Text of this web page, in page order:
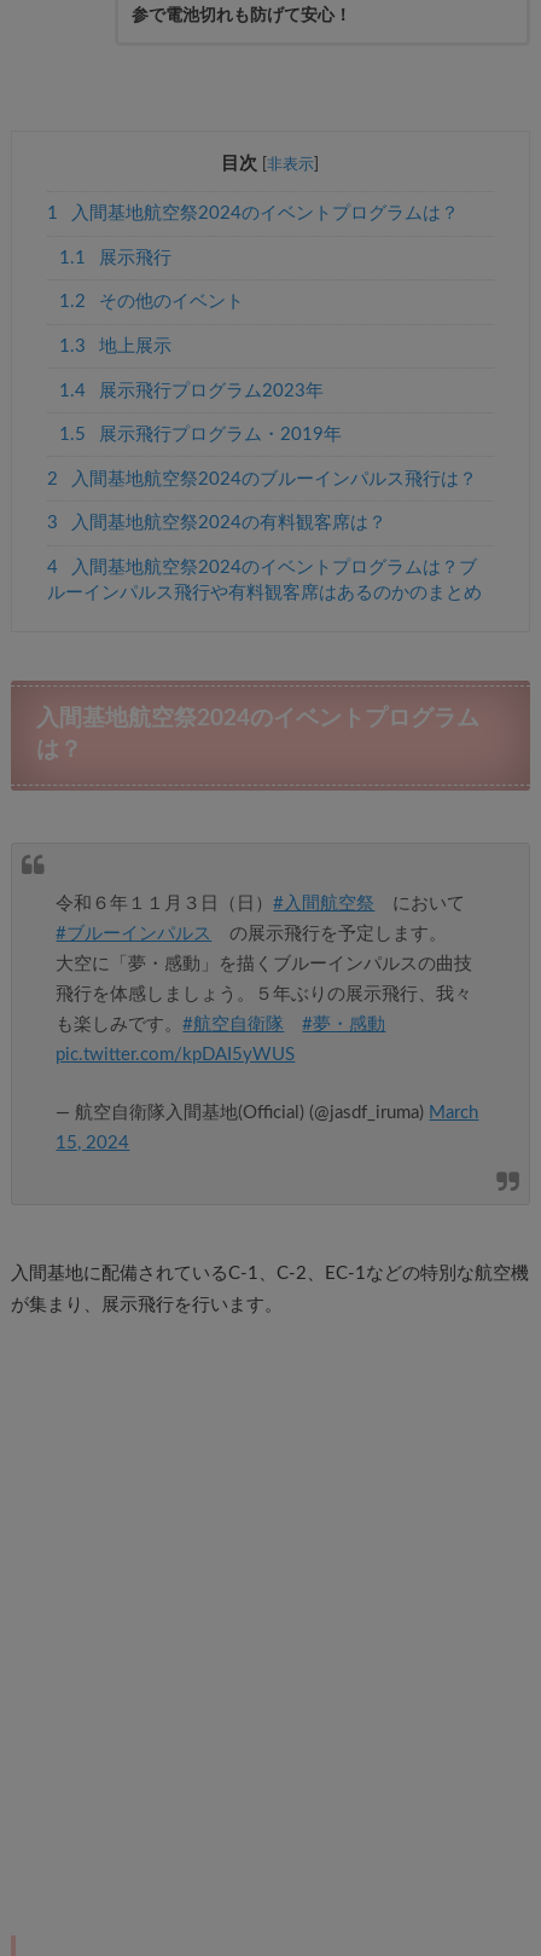
参で電池切れも防げて安心！
目次 [非表示
1 入間基地航空祭2024のイベントプログラムは？
1.1 展示飛行
1.2 その他のイベント
1.3 地上展示
1.4 展示飛行プログラム2023年
1.5 展示飛行プログラム・2019年
2 入間基地航空祭2024のブルーインパルス飛行は？
3 入間基地航空祭2024の有料観客席は？
4
入間基地航空祭2024のイベントプログラムは？ブ
ルーインパルス飛行や有料観客席はあるのかのまとめ
入間基地航空祭2024のイベントプログラム
は？
令和６年１１月３日（日）#入間航空祭 において
#ブルーインパルス
の展示飛行を予定します。
大空に「夢・感動」を描くブルーインパルスの曲技
飛行を体感しましょう。５年ぶりの展示飛行、我々
も楽しみです。#航空自衛隊
#夢・感動
pic.twitter.com/kpDAI5yWUS
— 航空自衛隊入間基地(Official) (@jasdf_iruma) March
15, 2024
入間基地に配備されているC-1、C-2、EC-1などの特別な航空機
が集まり、展示飛行を行います。